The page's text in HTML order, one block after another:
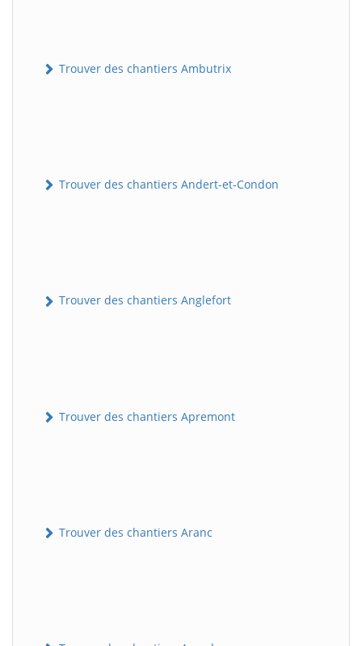
Trouver des chantiers Ambutrix
Trouver des chantiers Andert-et-Condon
Trouver des chantiers Anglefort
Trouver des chantiers Apremont
Trouver des chantiers Aranc